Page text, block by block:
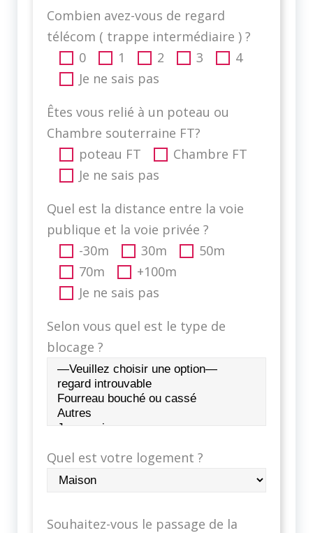
Combien avez-vous de regard
télécom ( trappe intermédiaire ) ?
0
1 2 3
4
Je ne sais pas
Êtes vous relié à un poteau ou
Chambre souterraine FT?
poteau FT
Chambre FT
Je ne sais pas
Quel est la distance entre la voie
publique et la voie privée ?
-30m
30m
50m
70m
+100m
Je ne sais pas
Selon vous quel est le type de
blocage ?
Quel est votre logement ?
Souhaitez-vous le passage de la